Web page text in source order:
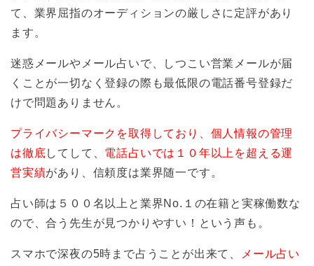
て、業界屈指のオーディションの厳しさに定評があり
ます。
迷惑メールやメール占いで、しつこい営業メールが届
くことが一切なく登録の際も最低限の電話番号登録だ
けで問題ありません。
プライバシーマークを取得しており、個人情報の管理
は徹底してして、 電話占いでは１０年以上を超える運
営実績があり、信頼度は業界随一です。
占い師は５００名以上と業界No.１の在籍と実稼働数な
ので、合う先生が見つかりやすい！という声も。
スマホで深夜の5時まで占うことが出来て、
メール占い